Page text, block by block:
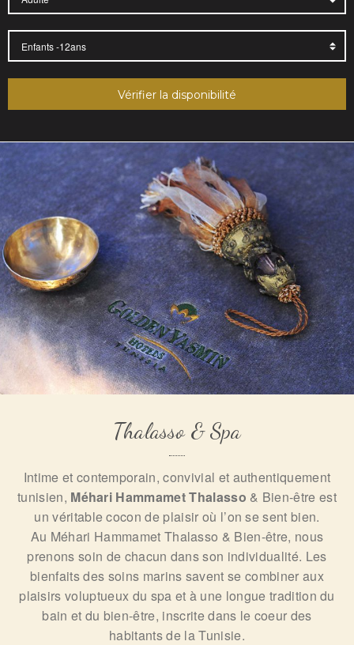
Vérifier la disponibilité
Thalasso & Spa
Intime et contemporain, convivial et authentiquement
tunisien, Méhari Hammamet Thalasso & Bien-être est
un véritable cocon de plaisir où l’on se sent bien.
Au Méhari Hammamet Thalasso & Bien-être, nous
prenons soin de chacun dans son individualité. Les
bienfaits des soins marins savent se combiner aux
plaisirs voluptueux du spa et à une longue tradition du
bain et du bien-être, inscrite dans le coeur des
habitants de la Tunisie.